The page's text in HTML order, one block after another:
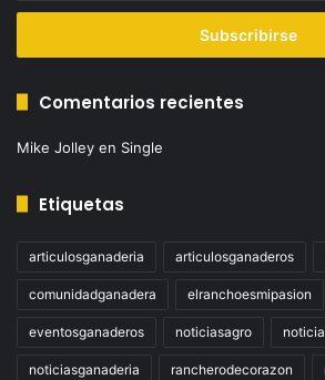
correo
Comentarios recientes
Mike Jolley en Single
Etiquetas
articulosganaderia articulosganaderos
comunidadganadera elranchoesmipasion
eventosganaderos noticiasagro
noticiasganaderia rancherodecorazon